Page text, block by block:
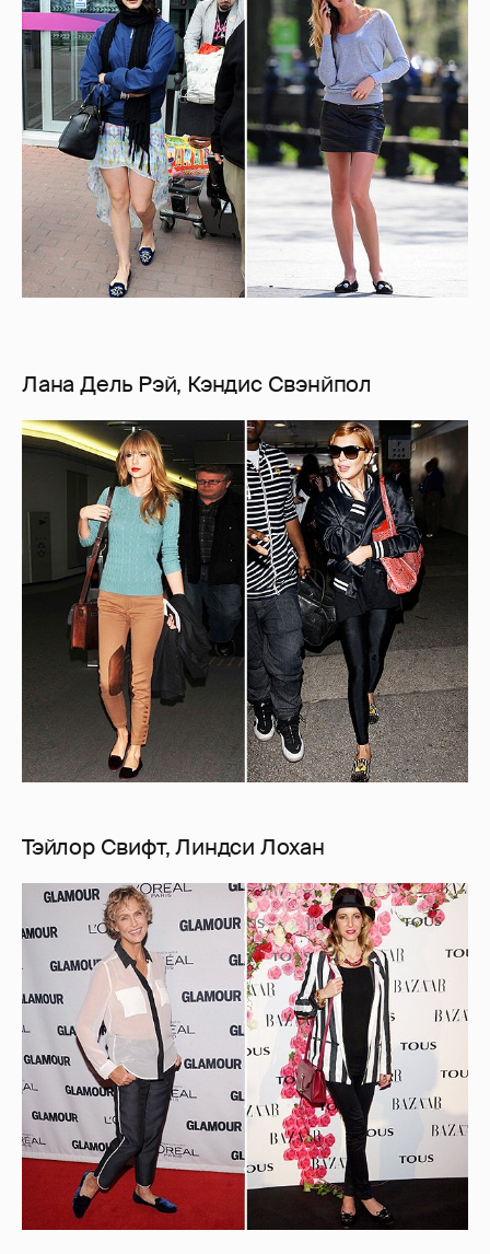
Лана Дель Рэй, Кэндис Свэнйпол
Тэйлор Свифт, Линдси Лохан